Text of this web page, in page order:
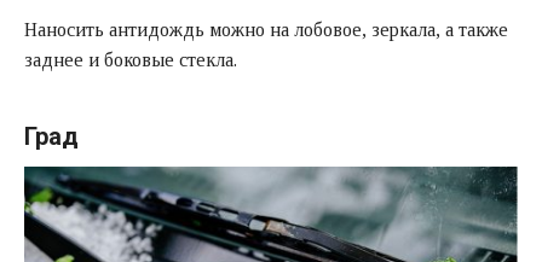
Наносить антидождь можно на лобовое, зеркала, а также
заднее и боковые стекла.
Град